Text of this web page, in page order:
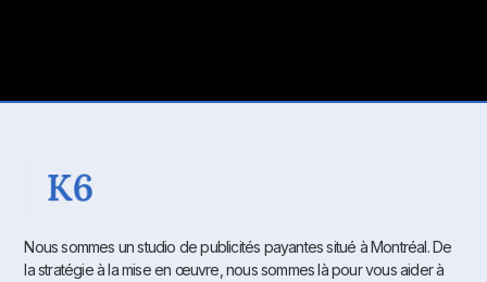
Nous sommes un studio de publicités payantes situé à Montréal. De
la stratégie à la mise en œuvre, nous sommes là pour vous aider à